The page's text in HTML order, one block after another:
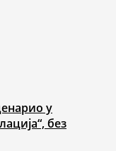
у
без